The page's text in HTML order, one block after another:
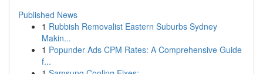
Published News
1 Rubbish Removalist Eastern Suburbs Sydney
Makin...
1 Popunder Ads CPM Rates: A Comprehensive Guide
f...